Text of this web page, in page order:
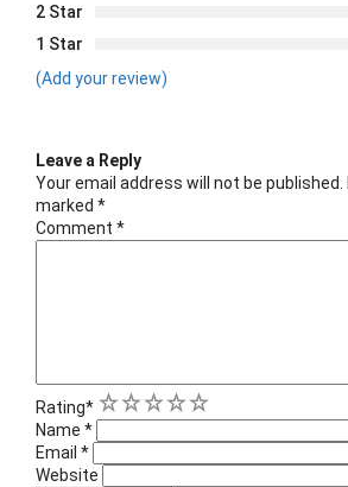
2 Star
1 Star
(Add your review)
Leave a Reply
Your email address will not be published.
marked *
Comment *
Rating* 5
4
3
2
1
Name *
Email *
Website